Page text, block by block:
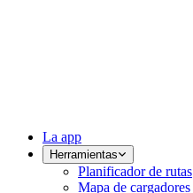
La app
Herramientas
Planificador de rutas
Mapa de cargadores